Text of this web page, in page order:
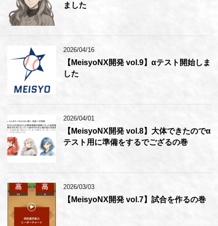
ました
2026/04/16
【MeisyoNX開発 vol.9】αテスト開始しま
した
2026/04/01
【MeisyoNX開発 vol.8】大体できたのでα
テスト用に準備をするでござるの巻
2026/03/03
【MeisyoNX開発 vol.7】試合を作るの巻